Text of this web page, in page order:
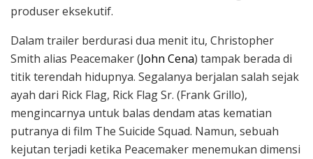
produser eksekutif.
Dalam trailer berdurasi dua menit itu, Christopher
Smith alias Peacemaker (John Cena) tampak berada di
titik terendah hidupnya. Segalanya berjalan salah sejak
ayah dari Rick Flag, Rick Flag Sr. (Frank Grillo),
mengincarnya untuk balas dendam atas kematian
putranya di film The Suicide Squad. Namun, sebuah
kejutan terjadi ketika Peacemaker menemukan dimensi